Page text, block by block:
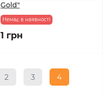
Gold"
Немає в наявності
1 грн
2 3 4